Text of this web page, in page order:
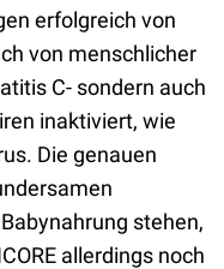
erfolgreich von
von menschlicher
C- sondern auch
inaktiviert, wie
Die genauen
stehen,
allerdings noch